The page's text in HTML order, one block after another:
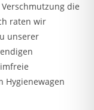
die
raten wir
unserer
Hygienewagen